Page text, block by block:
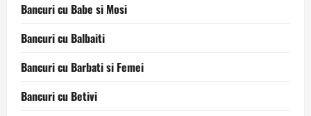
Bancuri cu Babe si Mosi
Bancuri cu Balbaiti
Bancuri cu Barbati si Femei
Bancuri cu Betivi